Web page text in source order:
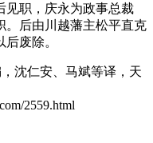
见职，庆永为政事总裁
。后由川越藩主松平直克
废除。
沈仁安、马斌等译，天
2559.html